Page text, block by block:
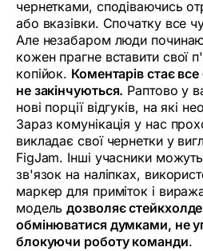
чернетками, сподіваючись
або вказівки. Спочатку все
Але незабаром люди
кожен прагне вставити свої
копійок. Коментарів стає
не закінчуються. Раптово у
нові порції відгуків, на які
Зараз комунікація у нас
викладає свої чернетки у
FigJam. Інші учасники
зв'язок на наліпках,
маркер для приміток і
модельдозволяє
обмінюватися думками, не
блокуючи роботу команди.